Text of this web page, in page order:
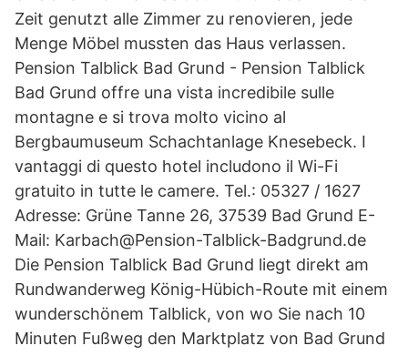
Zeit genutzt alle Zimmer zu renovieren, jede
Menge Möbel mussten das Haus verlassen.
Pension Talblick Bad Grund - Pension Talblick
Bad Grund offre una vista incredibile sulle
montagne e si trova molto vicino al
Bergbaumuseum Schachtanlage Knesebeck. I
vantaggi di questo hotel includono il Wi-Fi
gratuito in tutte le camere. Tel.: 05327 / 1627
Adresse: Grüne Tanne 26, 37539 Bad Grund E-
Mail: Karbach@Pension-Talblick-Badgrund.de
Die Pension Talblick Bad Grund liegt direkt am
Rundwanderweg König-Hübich-Route mit einem
wunderschönem Talblick, von wo Sie nach 10
Minuten Fußweg den Marktplatz von Bad Grund